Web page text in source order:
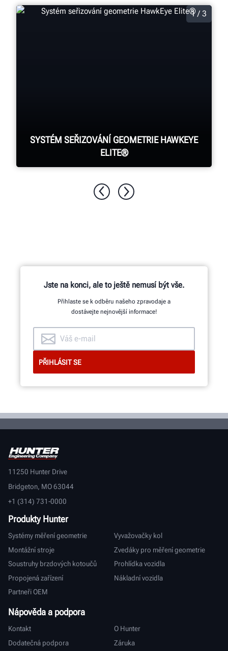
1 / 3
SYSTÉM SEŘIZOVÁNÍ GEOMETRIE HAWKEYE
ELITE®
ZJISTĚTE VÍCE
Jste na konci, ale to ještě nemusí být vše.
Přihlaste se k odběru našeho zpravodaje a
dostávejte nejnovější informace!
11250 Hunter Drive
Bridgeton, MO 63044
+1 (314) 731-0000
Produkty Hunter
Systémy měření geometrie
Vyvažovačky kol
Montážní stroje
Zvedáky pro měření geometrie
Soustruhy brzdových kotoučů
Prohlídka vozidla
Propojená zařízení
Nákladní vozidla
Partneři OEM
Nápověda a podpora
Kontakt
O Hunter
Dodatečná podpora
Záruka